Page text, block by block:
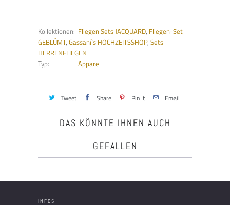
Kollektionen: Fliegen Sets JACQUARD, Fliegen-Set
GEBLÜMT, Gassani`s HOCHZEITSSHOP, Sets
HERRENFLIEGEN
Typ:
Apparel
Tweet Share Pin It Email
DAS KÖNNTE IHNEN AUCH
GEFALLEN
INFOS